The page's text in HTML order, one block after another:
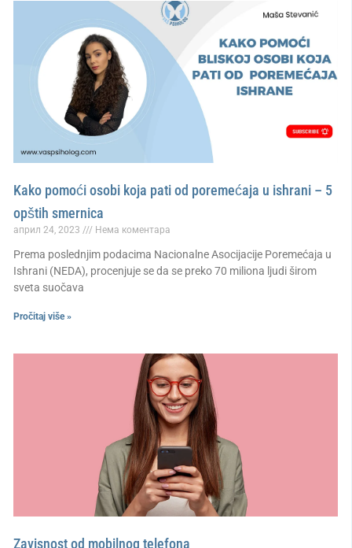
Kako pomoći osobi koja pati od poremećaja u ishrani – 5
opštih smernica
април 24, 2023 Нема коментара
Prema poslednjim podacima Nacionalne Asocijacije Poremećaja u
Ishrani (NEDA), procenjuje se da se preko 70 miliona ljudi širom
sveta suočava
Pročitaj više »
Zavisnost od mobilnog telefona